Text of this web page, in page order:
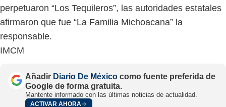
perpetuaron “Los Tequileros”, las autoridades estatales
afirmaron que fue “La Familia Michoacana” la
responsable.
IMCM
Añadir Diario De México como fuente preferida de
Google de forma gratuita.
Mantente informado con las últimas noticias de actualidad.
ACTIVAR AHORA